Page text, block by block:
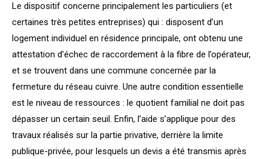
Le dispositif concerne principalement les particuliers (et
certaines très petites entreprises) qui : disposent d’un
logement individuel en résidence principale, ont obtenu une
attestation d’échec de raccordement à la fibre de l’opérateur,
et se trouvent dans une commune concernée par la
fermeture du réseau cuivre. Une autre condition essentielle
est le niveau de ressources : le quotient familial ne doit pas
dépasser un certain seuil. Enfin, l’aide s’applique pour des
travaux réalisés sur la partie privative, derrière la limite
publique-privée, pour lesquels un devis a été transmis après